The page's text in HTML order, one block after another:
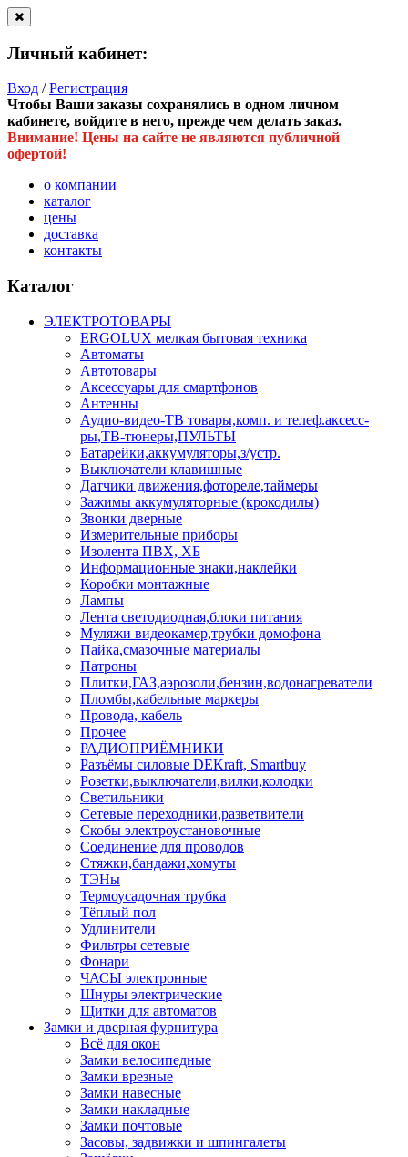
Личный кабинет:
Вход /Регистрация
Чтобы Ваши заказы сохранялись в одном личном
кабинете, войдите в него, прежде чем делать заказ.
Внимание! Цены на сайте не являются публичной
офертой!
о компании
каталог
цены
доставка
контакты
Каталог
ЭЛЕКТРОТОВАРЫ
ERGOLUX мелкая бытовая техника
Автоматы
Автотовары
Аксессуары для смартфонов
Антенны
Аудио-видео-ТВ товары,комп. и телеф.аксесс-
ры,ТВ-тюнеры,ПУЛЬТЫ
Батарейки,аккумуляторы,з/устр.
Выключатели клавишные
Датчики движения,фотореле,таймеры
Зажимы аккумуляторные (крокодилы)
Звонки дверные
Измерительные приборы
Изолента ПВХ, ХБ
Информационные знаки,наклейки
Коробки монтажные
Лампы
Лента светодиодная,блоки питания
Муляжи видеокамер,трубки домофона
Пайка,смазочные материалы
Патроны
Плитки,ГАЗ,аэрозоли,бензин,водонагреватели
Пломбы,кабельные маркеры
Провода, кабель
Прочее
РАДИОПРИЁМНИКИ
Разъёмы силовые DEKraft, Smartbuy
Розетки,выключатели,вилки,колодки
Светильники
Сетевые переходники,разветвители
Скобы электроустановочные
Соединение для проводов
Стяжки,бандажи,хомуты
ТЭНы
Термоусадочная трубка
Тёплый пол
Удлинители
Фильтры сетевые
Фонари
ЧАСЫ электронные
Шнуры электрические
Щитки для автоматов
Замки и дверная фурнитура
Всё для окон
Замки велосипедные
Замки врезные
Замки навесные
Замки накладные
Замки почтовые
Засовы, задвижки и шпингалеты